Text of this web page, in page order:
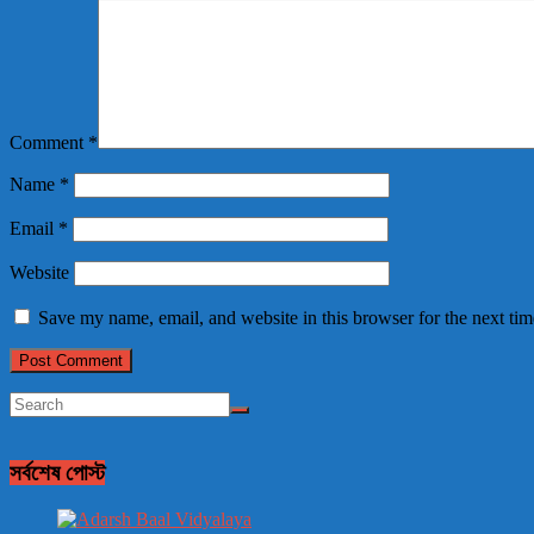
Comment *
Name *
Email *
Website
Save my name, email, and website in this browser for the next
সর্বশেষ পোস্ট